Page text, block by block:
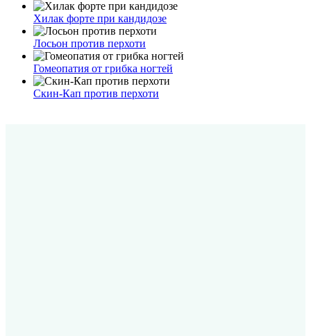
Хилак форте при кандидозе
Лосьон против перхоти
Гомеопатия от грибка ногтей
Скин-Кап против перхоти